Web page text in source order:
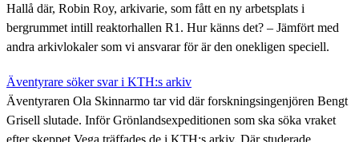
Hallå där, Robin Roy, arkivarie, som fått en ny arbetsplats i
bergrummet intill reaktorhallen R1. Hur känns det? – Jämfört med
andra arkivlokaler som vi ansvarar för är den onekligen speciell.
Äventyrare söker svar i KTH:s arkiv
Äventyraren Ola Skinnarmo tar vid där forskningsingenjören Bengt
Grisell slutade. Inför Grönlandsexpeditionen som ska söka vraket
efter skeppet Vega träffades de i KTH:s arkiv. Där studerade